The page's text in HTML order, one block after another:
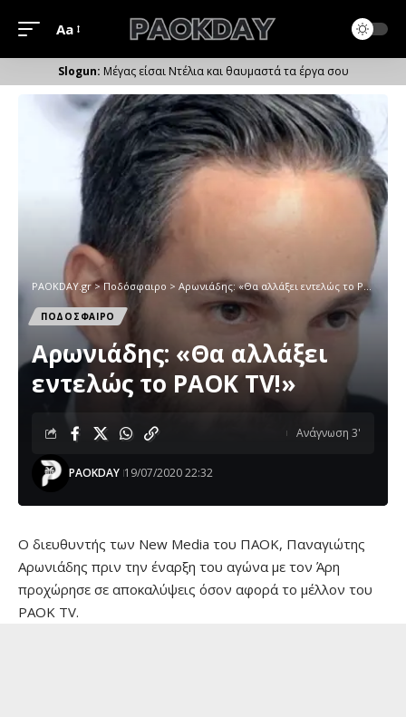
Μέγεθος
Γραμματοσειράς
Aa
Μέγας είσαι Ντέλια και θαυμαστά τα έργα σου
PAOKDAY.gr>Ποδόσφαιρο > Αρωνιάδης: «Θα αλλάξει εντελώς το PAOK TV!»
ΠΟΔΟΣΦΑΙΡΟ
Αρωνιάδης: «Θα αλλάξει
εντελώς το PAOK TV!»
PAOKDAY 19/07/2020 22:32
Ανάγνωση 3'
O διευθυντής των New Media του ΠΑΟΚ, Παναγιώτης
Αρωνιάδης πριν την έναρξη του αγώνα με τον Άρη
προχώρησε σε αποκαλύψεις όσον αφορά το μέλλον του
PAOK TV.